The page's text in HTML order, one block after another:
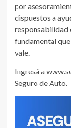
por
dispuestos a
responsabilidad
fundamental
vale.
Ingresá a
Seguro de Auto.